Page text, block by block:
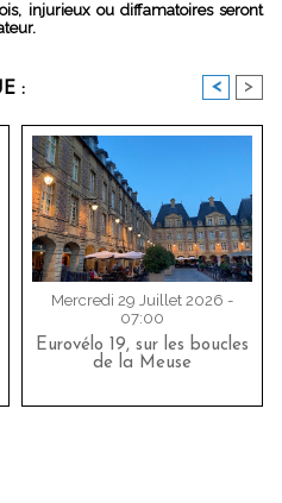
injurieux ou diffamatoires seront
: < >
Mercredi 29 Juillet 2026 -
07:00
Eurovélo 19, sur les boucles
de la Meuse